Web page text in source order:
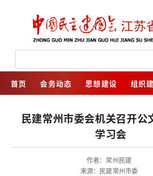
首页 会务动态 思想建设 组织
民建常州市委会机关召开公
学习会
作者：常州民建
来源：民建常州市委